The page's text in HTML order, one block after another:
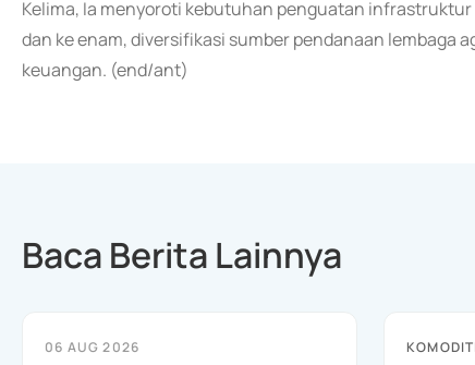
Kelima, Ia menyoroti kebutuhan penguatan
dan ke enam, diversifikasi sumber pendanaan lembaga
keuangan. (end/ant)
Baca Berita Lainnya
06 AUG 2026